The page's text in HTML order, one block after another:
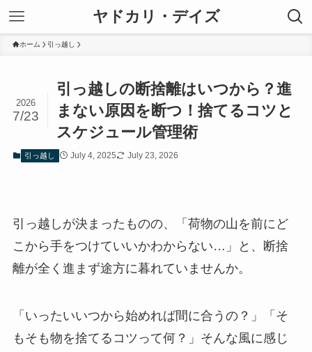
ヤドカリ・デイズ
ホーム 引っ越し
引っ越しの断捨離はいつから？進
まない原因を断つ！捨てるコツと
スケジュール管理術
2026
7/23
引っ越し July 4, 2025 July 23, 2026
引っ越しが決まったものの、「荷物の山を前にど
こから手をつけていいかわからない…」と、断捨
離が全く進まず途方に暮れていませんか。
「いったいいつから始めれば間に合うの？」「そ
もそも物を捨てるコツって何？」そんな風に感じ